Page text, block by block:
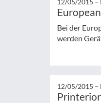
12/05/2015 –
Bei der
werden
12/05/2015 –